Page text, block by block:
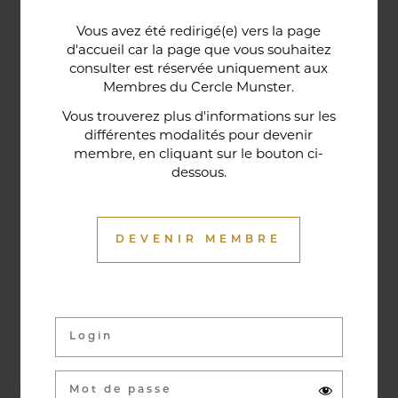
Vous avez été redirigé(e) vers la page
d'accueil car la page que vous souhaitez
consulter est réservée uniquement aux
Membres du Cercle Munster.
Vous trouverez plus d'informations sur les
différentes modalités pour devenir
membre, en cliquant sur le bouton ci-
dessous.
DEVENIR MEMBRE
historique de la maison, relie le bar au restaurant ;
cette trace du passé rappelle la tradition du bien-
être en ces lieux et de l'accueil chaleureux qui
contribuent à la réputation de l'établissement. Ce
restaurant gastronomique a été entièrement
relooké en janvier 2020. Notre chef vous propose
vous surprendre.
Activités & évènements